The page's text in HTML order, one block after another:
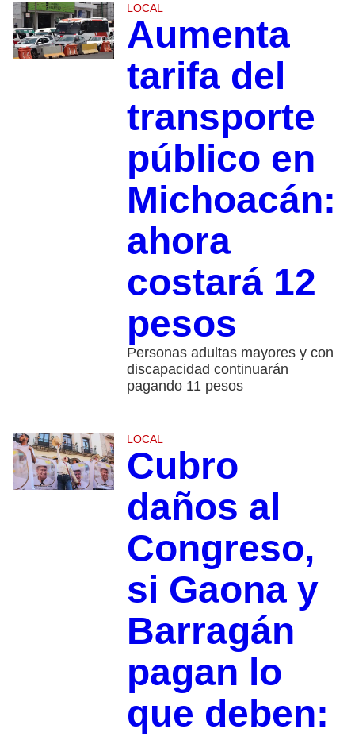
LOCAL
Aumenta
tarifa del
transporte
público en
Michoacán:
ahora
costará 12
pesos
Personas adultas mayores y con
discapacidad continuarán
pagando 11 pesos
LOCAL
Cubro
daños al
Congreso,
si Gaona y
Barragán
pagan lo
que deben: